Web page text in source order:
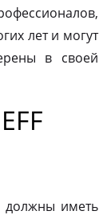
лет и могут
в своей
должны иметь